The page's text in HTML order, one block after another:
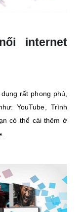
internet
rất phong phú,
YouTube, Trình
có thể cài thêm ở